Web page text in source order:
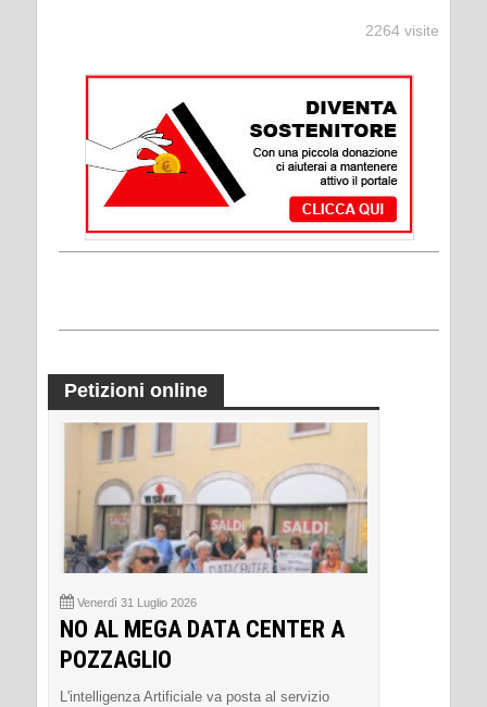
2264 visite
Petizioni online
Venerdì 31 Luglio 2026
NO AL MEGA DATA CENTER A
POZZAGLIO
L'intelligenza Artificiale va posta al servizio